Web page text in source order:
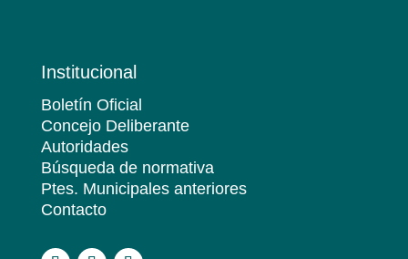
Institucional
Boletín Oficial
Concejo Deliberante
Autoridades
Búsqueda de normativa
Ptes. Municipales anteriores
Contacto